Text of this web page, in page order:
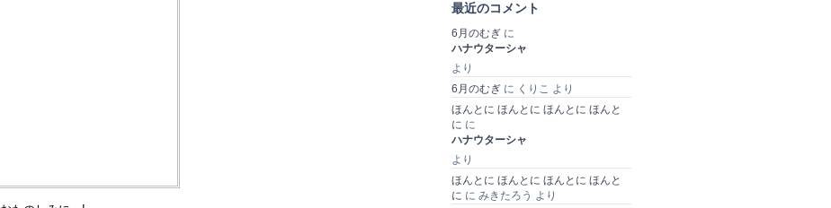
最近のコメント
6月のむぎ に
ハナウターシャ
より
6月のむぎ に くりこ より
ほんとに ほんとに ほんとに ほんと
に に
ハナウターシャ
より
ほんとに ほんとに ほんとに ほんと
に に みきたろう より